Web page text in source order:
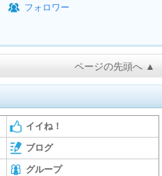
フォロワー
ページの先頭へ ▲
イイね！
ブログ
グループ